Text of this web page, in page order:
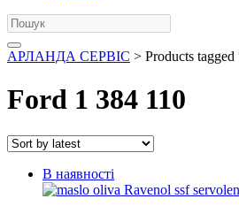
АРЛАНДА СЕРВІС > Products
Ford 1 384 110
В наявності